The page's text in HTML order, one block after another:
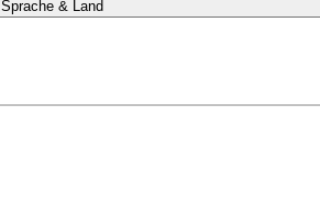
Sprache & Land